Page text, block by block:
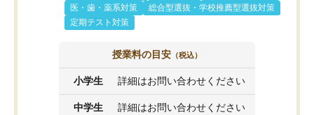
医・歯・薬系対策
総合型選抜・学校推薦型選抜対策
定期テスト対策
授業料の目安 （税込）
小学生 詳細はお問い合わせください
中学生 詳細はお問い合わせください